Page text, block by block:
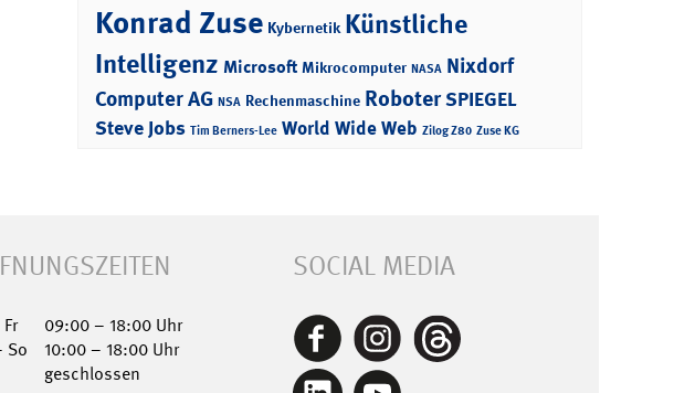
Konrad Zuse Kybernetik Künstliche
Intelligenz Microsoft Mikrocomputer NASA Nixdorf
Computer AG NSA Rechenmaschine RoboterSPIEGEL
Steve Jobs Tim Berners-Lee World Wide Web Zilog Z80 Zuse KG
09:00 – 18:00 Uhr
So
10:00 – 18:00 Uhr
geschlossen
SOCIAL MEDIA